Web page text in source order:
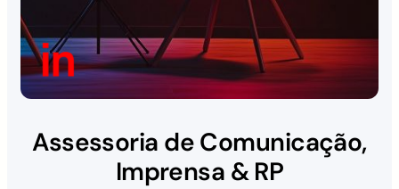
Assessoria de Comunicação,
Imprensa & RP